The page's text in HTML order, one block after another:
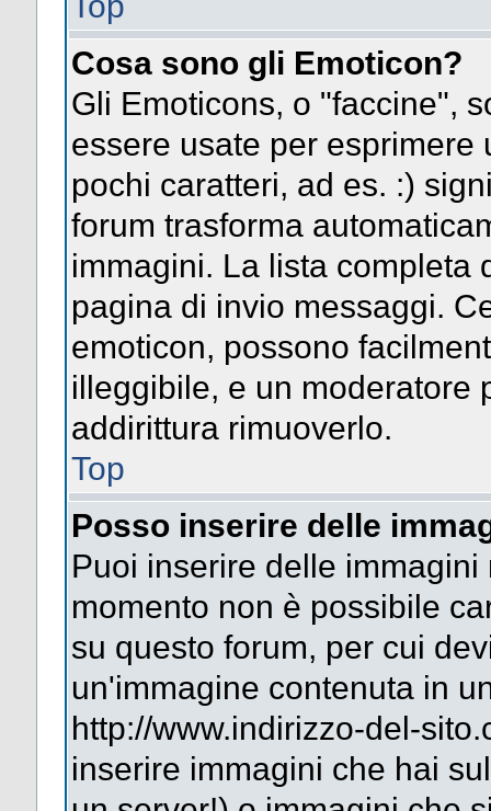
Cosa sono gli Emoticon?
Gli Emoticons, o "faccine",
essere usate per
pochi caratteri, ad es. :)
forum trasforma
immagini. La lista completa
pagina di invio messaggi.
emoticon, possono
illeggibile, e un moderatore
addirittura rimuoverlo.
Top
Posso inserire delle
Puoi inserire delle
momento non è possibile
su questo forum, per cui
un'immagine contenuta in
http://www.indirizzo-del-
inserire immagini che hai